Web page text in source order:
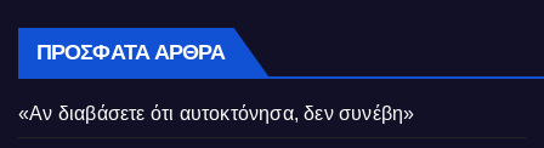
ΠΡΌΣΦΑΤΑ ΆΡΘΡΑ
«Αν διαβάσετε ότι αυτοκτόνησα, δεν συνέβη»